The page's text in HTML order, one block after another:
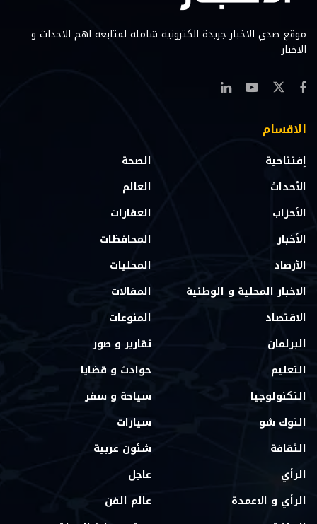
موقع صدي الاخبار جريدة الكترونية شامله لمتابعه اهم الاحداث و
الاخبار
الاقسام
إفتتاحية
الأحداث
الأحزاب
الأخبار
الأرصاد
الاخبار المحلية و الوطنية
الاقتصاد
البرلمان
التعليم
التكنولوجيا
التوك شو
الثقافة
الرأي
الرأي و الاعمدة
الصحة
العالم
العقارات
المحافظات
المحليات
المقالات
المنوعات
تقارير و صور
حوادث و قضايا
سياحة و سفر
سيارات
شئون عربية
عاجل
عالم الفن